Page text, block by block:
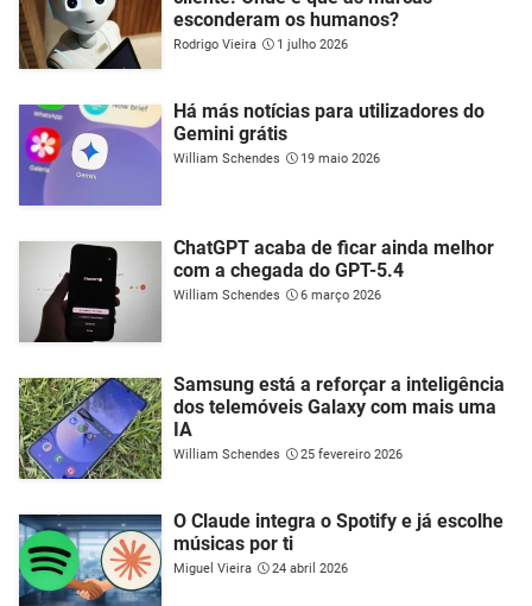
esconderam os humanos?
Rodrigo Vieira 1 julho 2026
Há más notícias para utilizadores do
Gemini grátis
William Schendes 19 maio 2026
ChatGPT acaba de ficar ainda melhor
com a chegada do GPT-5.4
William Schendes 6 março 2026
Samsung está a reforçar a inteligência
dos telemóveis Galaxy com mais uma
IA
William Schendes 25 fevereiro 2026
O Claude integra o Spotify e já escolhe
músicas por ti
Miguel Vieira 24 abril 2026